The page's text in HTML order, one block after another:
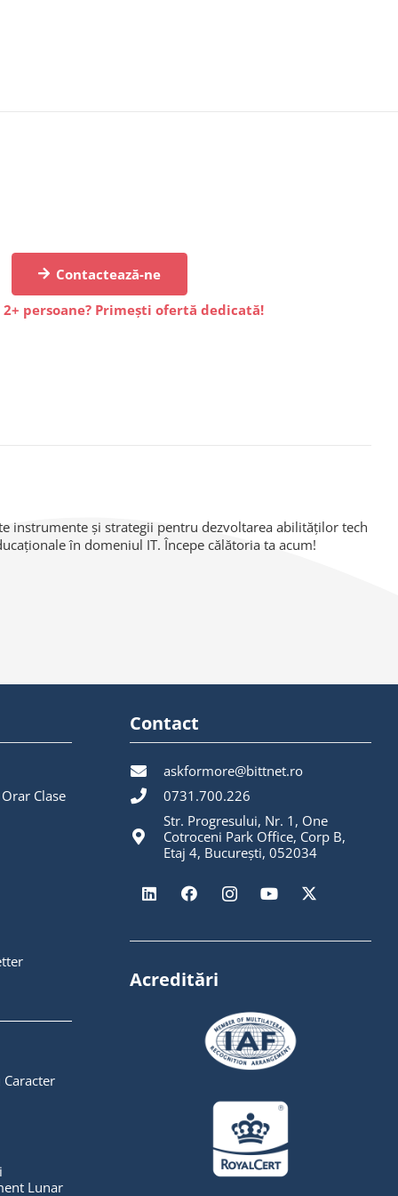
Contactează-ne
2+ persoane? Primești ofertă dedicată!
instrumente și strategii pentru dezvoltarea abilităților tech
în domeniul IT. Începe călătoria ta acum!
Orar Clase
Lunar
Contact
askformore@bittnet.ro
0731.700.226
Str. Progresului, Nr. 1, One
Cotroceni Park Office, Corp B,
Etaj 4, București, 052034
Acreditări